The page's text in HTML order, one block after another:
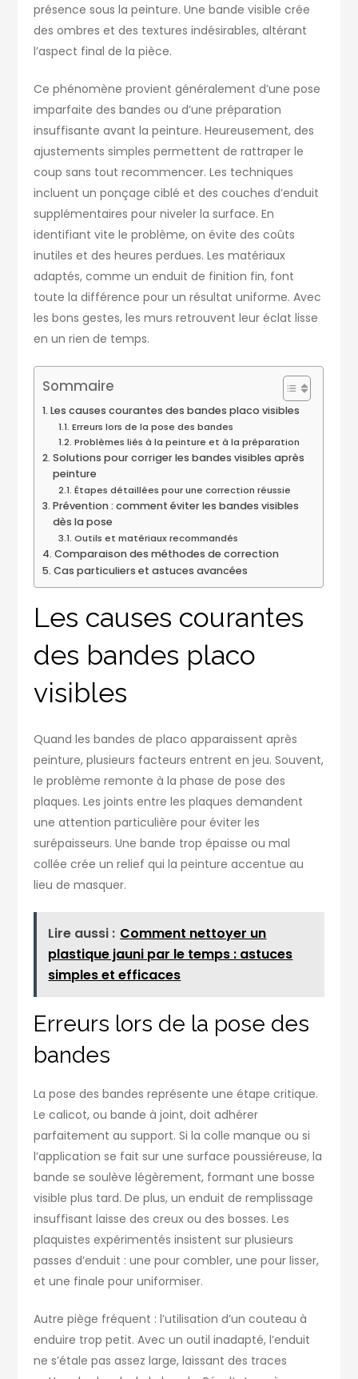
présence sous la peinture. Une bande visible crée
des ombres et des textures indésirables, altérant
l’aspect final de la pièce.
Ce phénomène provient généralement d’une pose
imparfaite des bandes ou d’une préparation
insuffisante avant la peinture. Heureusement, des
ajustements simples permettent de rattraper le
coup sans tout recommencer. Les techniques
incluent un ponçage ciblé et des couches d’enduit
supplémentaires pour niveler la surface. En
identifiant vite le problème, on évite des coûts
inutiles et des heures perdues. Les matériaux
adaptés, comme un enduit de finition fin, font
toute la différence pour un résultat uniforme. Avec
les bons gestes, les murs retrouvent leur éclat lisse
en un rien de temps.
Sommaire
Les causes courantes des bandes placo visibles
Erreurs lors de la pose des bandes
Problèmes liés à la peinture et à la préparation
Solutions pour corriger les bandes visibles après
peinture
Étapes détaillées pour une correction réussie
Prévention : comment éviter les bandes visibles
dès la pose
Outils et matériaux recommandés
Comparaison des méthodes de correction
Cas particuliers et astuces avancées
Les causes courantes
des bandes placo
visibles
Quand les bandes de placo apparaissent après
peinture, plusieurs facteurs entrent en jeu. Souvent,
le problème remonte à la phase de pose des
plaques. Les joints entre les plaques demandent
une attention particulière pour éviter les
surépaisseurs. Une bande trop épaisse ou mal
collée crée un relief qui la peinture accentue au
lieu de masquer.
Lire aussi : Comment nettoyer un
plastique jauni par le temps : astuces
simples et efficaces
Erreurs lors de la pose des
bandes
La pose des bandes représente une étape critique.
Le calicot, ou bande à joint, doit adhérer
parfaitement au support. Si la colle manque ou si
l’application se fait sur une surface poussiéreuse, la
bande se soulève légèrement, formant une bosse
visible plus tard. De plus, un enduit de remplissage
insuffisant laisse des creux ou des bosses. Les
plaquistes expérimentés insistent sur plusieurs
passes d’enduit : une pour combler, une pour lisser,
et une finale pour uniformiser.
Autre piège fréquent : l’utilisation d’un couteau à
enduire trop petit. Avec un outil inadapté, l’enduit
ne s’étale pas assez large, laissant des traces